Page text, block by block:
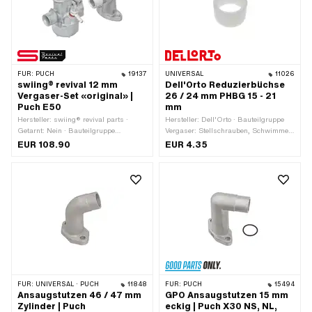
FÜR: PUCH 19137
swiing® revival 12 mm
Vergaser-Set «original» |
Puch E50
Hersteller: swiing® revival parts ·
Getarnt: Nein · Bauteilgruppe
Vergaser: Vergaser komplett ·
mm · Lochabstand Einlass: 38 mm · Ø
Eingang innen: 12 mm · Ø Ausgang
innen: 12 mm · Ø Anschluss Luftfilter:
Benzinschlauchanschluss: 6 mm ·
(Standardgewinde) · Düsengrösse: 52
· Drehmoment Klemmschraube (max.):
4 Nm
EUR 108.90
UNIVERSAL 11026
Dell'Orto Reduzierbüchse
26 / 24 mm PHBG 15 - 21
mm
Hersteller: Dell'Orto · Bauteilgruppe
Vergaser: Stellschrauben, Schwimmer,
etc. · Material: Kunststoff · Farbe:
EUR 4.35
FÜR: UNIVERSAL · PUCH 11848
Ansaugstutzen 46 / 47 mm
Zylinder | Puch
FÜR: PUCH 15494
GPO Ansaugstutzen 15 mm
eckig | Puch X30 NS, NL,